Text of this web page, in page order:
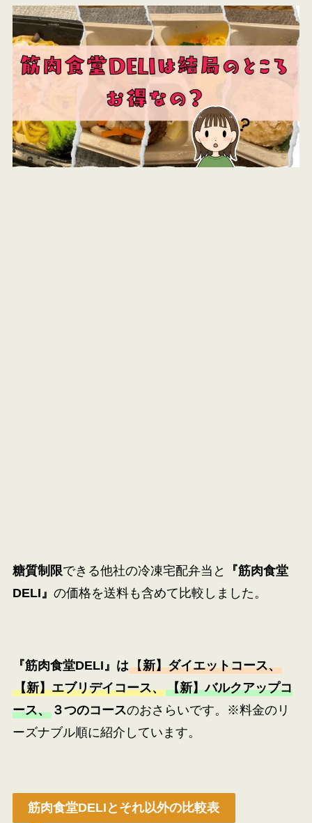
糖質制限できる他社の冷凍宅配弁当と
『筋肉食堂
DELI』 の価格を送料も含めて比較しました。
『筋肉食堂DELI』 は【新】ダイエットコース、
【新】エブリデイコース、 【新】バルクアップコ
ース、３つのコースのおさらいです。※料金のリ
ーズナブル順に紹介しています。
筋肉食堂DELIとそれ以外の比較表